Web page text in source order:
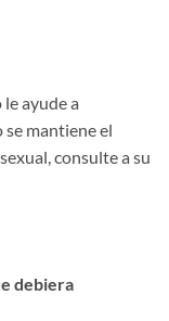
le ayude a
se mantiene el
consulte a su
debiera